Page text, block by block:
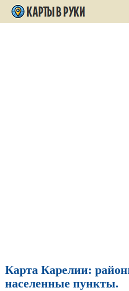
Карта Карелии:
населенные пункты.